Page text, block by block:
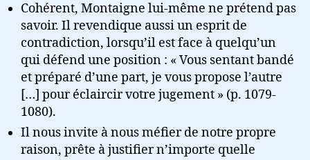
Cohérent, Montaigne lui-même ne prétend pas
savoir. Il revendique aussi un esprit de
contradiction, lorsqu’il est face à quelqu’un
qui défend une position : « Vous sentant bandé
et préparé d’une part, je vous propose l’autre
[…] pour éclaircir votre jugement » (p. 1079-
1080).
Il nous invite à nous méfier de notre propre
raison, prête à justifier n’importe quelle